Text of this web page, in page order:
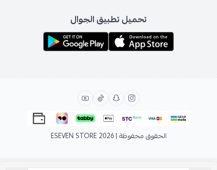
تحميل تطبيق الجوال
الحقوق محفوظة | 2026 ESEVEN STORE